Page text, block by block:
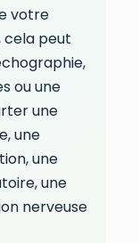
votre
cela peut
ou une
une
une
une
une
nerveuse